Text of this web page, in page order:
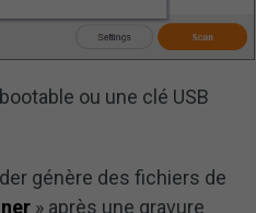
ou une clé USB
génère des fichiers de
» après une gravure